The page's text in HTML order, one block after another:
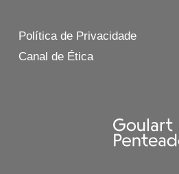
Política de Privacidade
Canal de Ética